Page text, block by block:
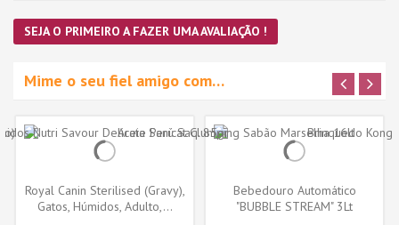
SEJA O PRIMEIRO A FAZER UMA AVALIAÇÃO !
Mime o seu fiel amigo com…
Royal Canin Sterilised (Gravy),
Gatos, Húmidos, Adulto,...
Bebedouro Automático
"BUBBLE STREAM" 3Lt